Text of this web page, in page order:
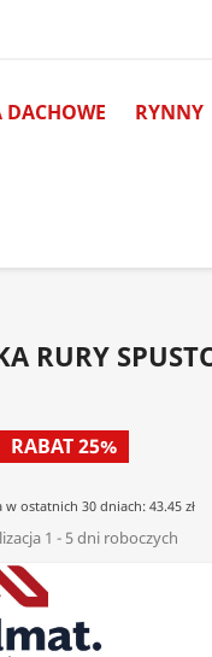
DACHOWE RYNNY
RURY
RABAT 25%
w ostatnich 30 dniach: 43.45 zł
1 - 5 dni roboczych